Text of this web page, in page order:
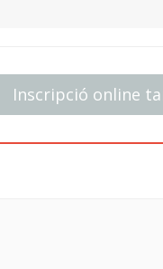
Inscripció online